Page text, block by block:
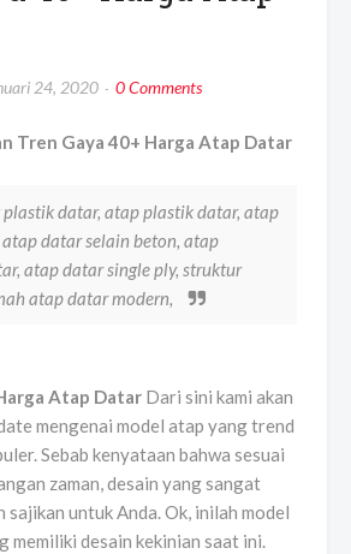
24, 2020 0 Comments
Tren Gaya 40+ Harga Atap Datar
plastik datar, atap plastik datar, atap
datar selain beton, atap
atap datar single ply, struktur
atap datar modern,
Atap Datar Dari sini kami akan
mengenai model atap yang trend
Sebab kenyataan bahwa sesuai
zaman, desain yang sangat
sajikan untuk Anda. Ok, inilah model
memiliki desain kekinian saat ini.